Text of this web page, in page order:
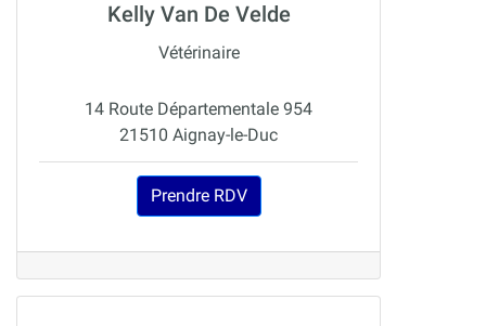
Kelly Van De Velde
Vétérinaire
14 Route Départementale 954
21510 Aignay-le-Duc
Prendre RDV